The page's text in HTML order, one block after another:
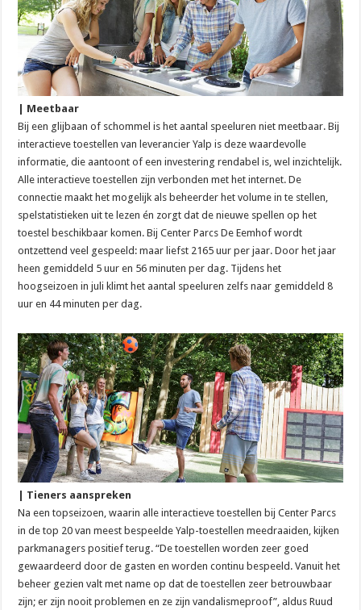
| Meetbaar
Bij een glijbaan of schommel is het aantal speeluren niet meetbaar. Bij
interactieve toestellen van leverancier Yalp is deze waardevolle
informatie, die aantoont of een investering rendabel is, wel inzichtelijk.
Alle interactieve toestellen zijn verbonden met het internet. De
connectie maakt het mogelijk als beheerder het volume in te stellen,
spelstatistieken uit te lezen én zorgt dat de nieuwe spellen op het
toestel beschikbaar komen. Bij Center Parcs De Eemhof wordt
ontzettend veel gespeeld: maar liefst 2165 uur per jaar. Door het jaar
heen gemiddeld 5 uur en 56 minuten per dag. Tijdens het
hoogseizoen in juli klimt het aantal speeluren zelfs naar gemiddeld 8
uur en 44 minuten per dag.
| Tieners aanspreken
Na een topseizoen, waarin alle interactieve toestellen bij Center Parcs
in de top 20 van meest bespeelde Yalp-toestellen meedraaiden, kijken
parkmanagers positief terug. “De toestellen worden zeer goed
gewaardeerd door de gasten en worden continu bespeeld. Vanuit het
beheer gezien valt met name op dat de toestellen zeer betrouwbaar
zijn; er zijn nooit problemen en ze zijn vandalismeproof”, aldus Ruud